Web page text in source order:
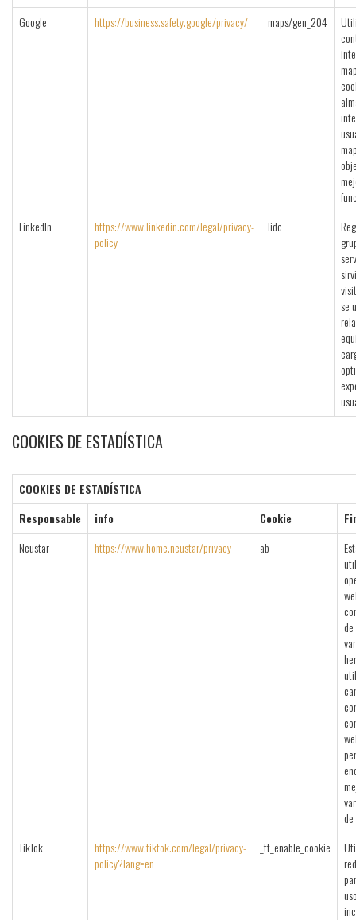
Google
https://business.safety.google/privacy/ maps/gen_204
LinkedIn
https://www.linkedin.com/legal/privacy-
policy
lidc
se
COOKIES DE ESTADÍSTICA
COOKIES DE ESTADÍSTICA
Responsable
info Cookie
Neustar
https://www.home.neustar/privacy ab
TikTok
https://www.tiktok.com/legal/privacy-
policy?lang=en
_tt_enable_cookie